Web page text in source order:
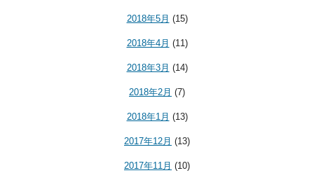
2018年5月 (15)
2018年4月 (11)
2018年3月 (14)
2018年2月 (7)
2018年1月 (13)
2017年12月 (13)
2017年11月 (10)